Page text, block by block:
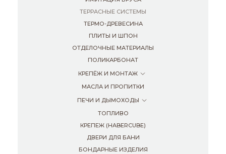
ТЕРРАСНЫЕ СИСТЕМЫ
ТЕРМО-ДРЕВЕСИНА
ПЛИТЫ И ШПОН
ОТДЕЛОЧНЫЕ МАТЕРИАЛЫ
ПОЛИКАРБОНАТ
КРЕПЁЖ И МОНТАЖ
МАСЛА И ПРОПИТКИ
ПЕЧИ И ДЫМОХОДЫ
ТОПЛИВО
КРЕПЕЖ (HABERCUBE)
ДВЕРИ ДЛЯ БАНИ
БОНДАРНЫЕ ИЗДЕЛИЯ